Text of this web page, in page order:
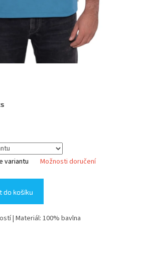
variantu Možnosti doručení
do košíku
| Materiál: 100% bavlna